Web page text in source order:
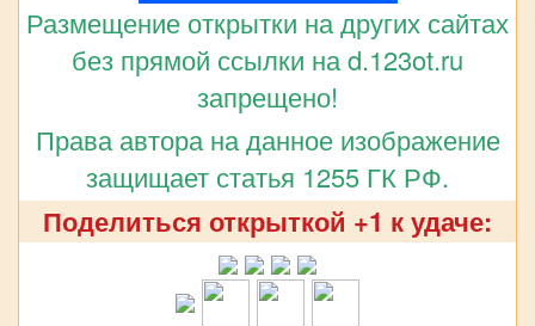
Размещение открытки на других сайтах
без прямой ссылки на d.123ot.ru
запрещено!
Права автора на данное изображение
защищает статья 1255 ГК РФ.
Поделиться открыткой +1 к удаче: